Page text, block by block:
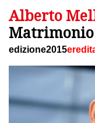
Alberto
edizione2015